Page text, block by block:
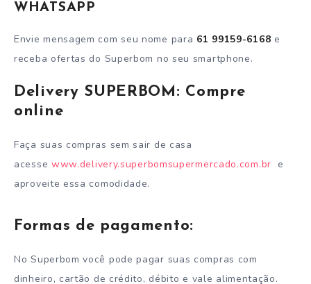
WHATSAPP
Envie mensagem com seu nome para 61 99159-6168 e
receba ofertas do Superbom no seu smartphone.
Delivery SUPERBOM: Compre
online
Faça suas compras sem sair de casa
acesse www.delivery.superbomsupermercado.com.br e
aproveite essa comodidade.
Formas de pagamento:
No Superbom você pode pagar suas compras com
dinheiro, cartão de crédito, débito e vale alimentação.